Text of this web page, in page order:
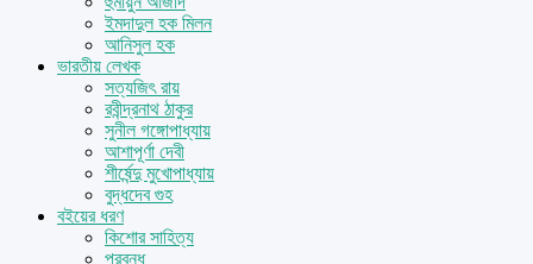
ইমদাদুল হক মিলন
আনিসুল হক
ভারতীয় লেখক
সত্যজিৎ রায়
রবীন্দ্রনাথ ঠাকুর
সুনীল গঙ্গোপাধ্যায়
আশাপূর্ণা দেবী
শীর্ষেন্দু মুখোপাধ্যায়
বুদ্ধদেব গুহ
বইয়ের ধরণ
কিশোর সাহিত্য
প্রবন্ধ